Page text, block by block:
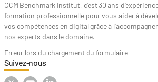
CCM Benchmark Institut, c'est 30 ans
formation professionnelle pour vous aider à
vos compétences en digital grâce à
nos experts dans le domaine.
Erreur lors du chargement du formulaire
Suivez-nous